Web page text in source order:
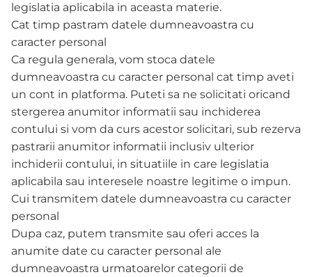
legislatia aplicabila in aceasta materie.
Cat timp pastram datele dumneavoastra cu
caracter personal
Ca regula generala, vom stoca datele
dumneavoastra cu caracter personal cat timp aveti
un cont in platforma. Puteti sa ne solicitati oricand
stergerea anumitor informatii sau inchiderea
contului si vom da curs acestor solicitari, sub rezerva
pastrarii anumitor informatii inclusiv ulterior
inchiderii contului, in situatiile in care legislatia
aplicabila sau interesele noastre legitime o impun.
Cui transmitem datele dumneavoastra cu caracter
personal
Dupa caz, putem transmite sau oferi acces la
anumite date cu caracter personal ale
dumneavoastra urmatoarelor categorii de